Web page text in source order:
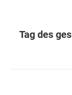
Tag des